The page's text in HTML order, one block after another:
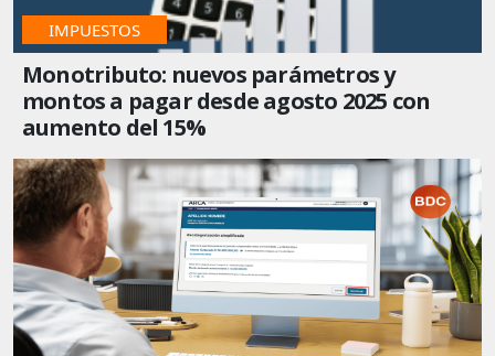
IMPUESTOS
Monotributo: nuevos parámetros y
montos a pagar desde agosto 2025 con
aumento del 15%